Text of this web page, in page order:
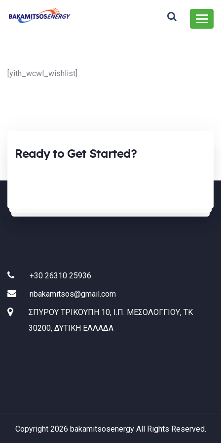
[yith_wcwl_wishlist]
Ready to Get Started?
+30 26310 25936
nbakamitsos@gmail.com
ΣΠΥΡΟΥ ΤΡΙΚΟΥΠΗ 10, Ι.Π. ΜΕΣΟΛΟΓΓΙΟΥ, ΤΚ
30200, ΔΥΤΙΚΗ ΕΛΛΑΔΑ
Copyright 2026 bakamitsosenergy All Rights Reserved.